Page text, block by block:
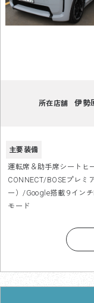
所在店舗 伊勢
主要装備
運転席＆助手席シートヒ
CONNECT/BOSEプレミ
ー）/Google搭載 9イン
モード